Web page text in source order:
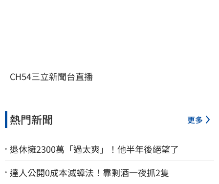
CH54三立新聞台直播
熱門新聞 更多
退休擁2300萬「過太爽」！他半年後絕望了
達人公開0成本滅蟑法！靠剩酒一夜抓2隻